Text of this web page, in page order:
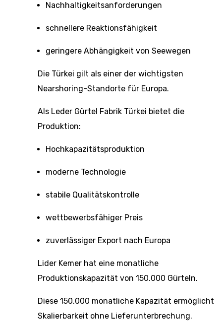
Nachhaltigkeitsanforderungen
schnellere Reaktionsfähigkeit
geringere Abhängigkeit von Seewegen
Die Türkei gilt als einer der wichtigsten
Nearshoring-Standorte für Europa.
Als Leder Gürtel Fabrik Türkei bietet die
Produktion:
Hochkapazitätsproduktion
moderne Technologie
stabile Qualitätskontrolle
wettbewerbsfähiger Preis
zuverlässiger Export nach Europa
Lider Kemer hat eine monatliche
Produktionskapazität von 150.000 Gürteln.
Diese 150.000 monatliche Kapazität ermöglicht
Skalierbarkeit ohne Lieferunterbrechung.